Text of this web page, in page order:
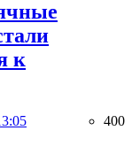
к
400